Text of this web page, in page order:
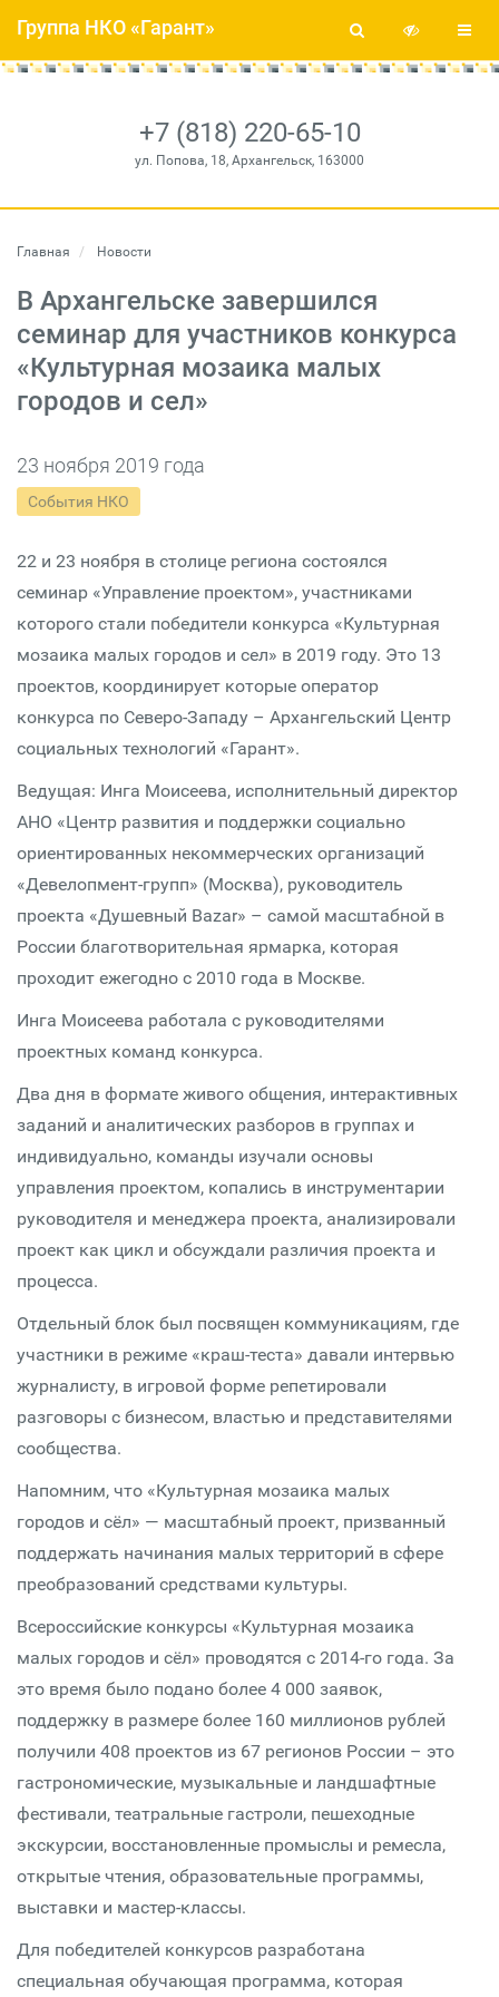
+7 (818) 220-65-10
ул. Попова, 18, Архангельск, 163000
Группа НКО «Гарант»
Главная Новости
В Архангельске завершился
семинар для участников конкурса
«Культурная мозаика малых
городов и сел»
23 ноября 2019 года
События НКО
22 и 23 ноября в столице региона состоялся
семинар «Управление проектом», участниками
которого стали победители конкурса «Культурная
мозаика малых городов и сел» в 2019 году. Это 13
проектов, координирует которые оператор
конкурса по Северо-Западу – Архангельский Центр
социальных технологий «Гарант».
Ведущая: Инга Моисеева, исполнительный директор
АНО «Центр развития и поддержки социально
ориентированных некоммерческих организаций
«Девелопмент-групп» (Москва), руководитель
проекта «Душевный Bazar» – самой масштабной в
России благотворительная ярмарка, которая
проходит ежегодно с 2010 года в Москве.
Инга Моисеева работала с руководителями
проектных команд конкурса.
Два дня в формате живого общения, интерактивных
заданий и аналитических разборов в группах и
индивидуально, команды изучали основы
управления проектом, копались в инструментарии
руководителя и менеджера проекта, анализировали
проект как цикл и обсуждали различия проекта и
процесса.
Отдельный блок был посвящен коммуникациям, где
участники в режиме «краш-теста» давали интервью
журналисту, в игровой форме репетировали
разговоры с бизнесом, властью и представителями
сообщества.
Напомним, что «Культурная мозаика малых
городов и сёл» — масштабный проект, призванный
поддержать начинания малых территорий в сфере
преобразований средствами культуры.
Всероссийские конкурсы «Культурная мозаика
малых городов и сёл» проводятся с 2014-го года. За
это время было подано более 4 000 заявок,
поддержку в размере более 160 миллионов рублей
получили 408 проектов из 67 регионов России – это
гастрономические, музыкальные и ландшафтные
фестивали, театральные гастроли, пешеходные
экскурсии, восстановленные промыслы и ремесла,
открытые чтения, образовательные программы,
выставки и мастер-классы.
Для победителей конкурсов разработана
специальная обучающая программа, которая